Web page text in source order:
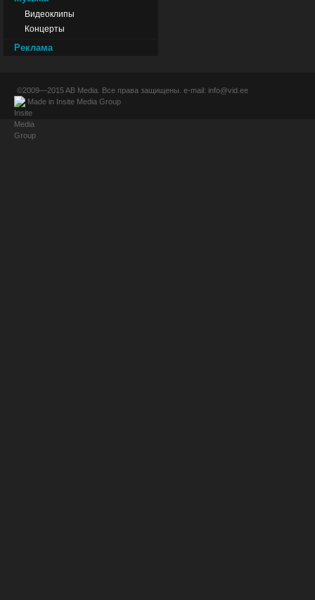
Видеоклипы
Концерты
Реклама
©2009—2015AB Media . Все права защищены. e-mail: info@vid.ee
Made in Insite Media Group